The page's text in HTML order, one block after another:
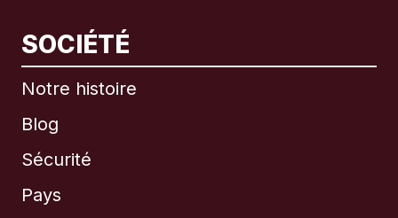
SOCIÉTÉ
Notre histoire
Blog
Sécurité
Pays